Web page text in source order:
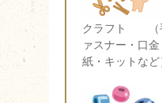
クラフト （
ァスナー・口
紙・キットなど